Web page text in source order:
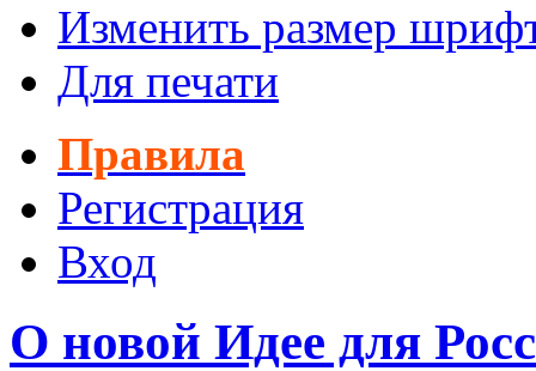
Изменить размер
Для печати
Правила
Регистрация
Вход
О новой Идее для